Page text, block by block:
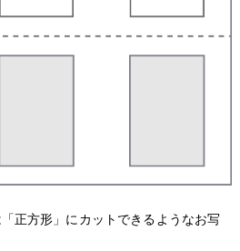
正方形」にカットできるようなお写